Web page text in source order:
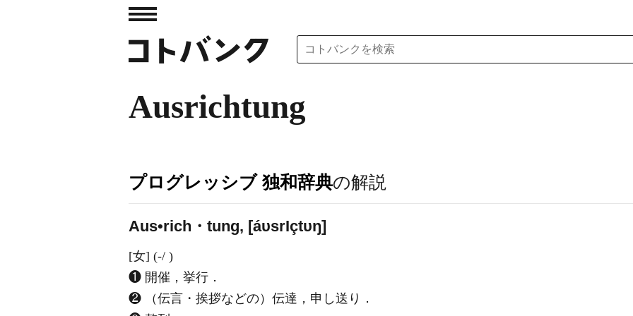
Ausrichtung
プログレッシブ 独和辞典の解説
Aus•rich・tung, [áυsrIçtυŋ]
[女] (-/ )
❶ 開催，挙行．
❷ （伝言・挨拶などの）伝達，申し送り．